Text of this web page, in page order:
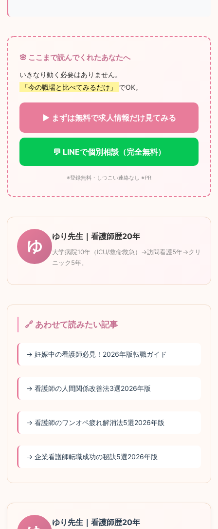
🌸 ここまで読んでくれたあなたへ
いきなり動く必要はありません。
「今の職場と比べてみるだけ」
でOK。
▶ まずは無料で求人情報だけ見てみる
💬 LINEで個別相談（完全無料）
※登録無料・しつこい連絡なし ※PR
ゆ
ゆり先生｜看護師歴20年
大学病院10年（ICU/救命救急）→訪問看護5年→クリ
ニック5年。
🔗 あわせて読みたい記事
→ 妊娠中の看護師必見！2026年版転職ガイド
→ 看護師の人間関係改善法3選2026年版
→ 看護師のワンオペ疲れ解消法5選2026年版
→ 企業看護師転職成功の秘訣5選2026年版
ゆり先生｜看護師歴20年